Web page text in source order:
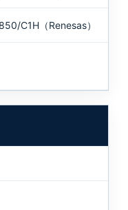
C1H（Renesas）